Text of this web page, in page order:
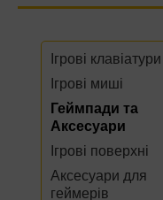
Ігрові клавіатури
Ігрові миші
Геймпади та
Аксесуари
Ігрові поверхні
Аксесуари для
геймерів